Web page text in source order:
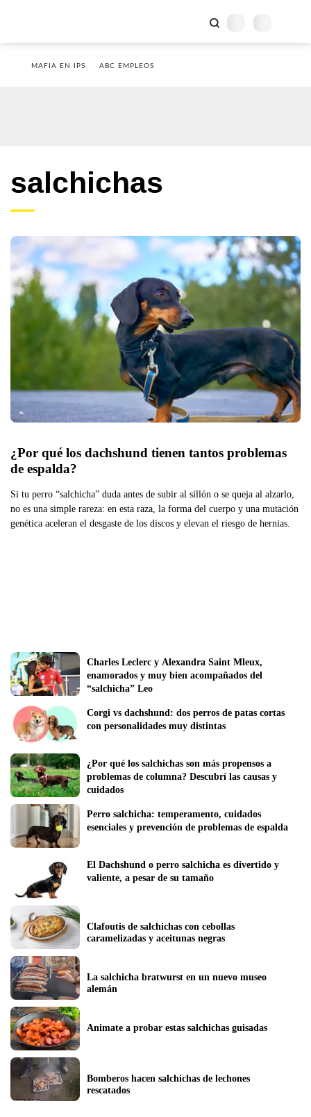
MAFIA EN IPS ABC EMPLEOS
salchichas
¿Por qué los dachshund tienen tantos problemas
de espalda?
Si tu perro “salchicha” duda antes de subir al sillón o se queja al alzarlo,
no es una simple rareza: en esta raza, la forma del cuerpo y una mutación
genética aceleran el desgaste de los discos y elevan el riesgo de hernias.
Charles Leclerc y Alexandra Saint Mleux,
enamorados y muy bien acompañados del
“salchicha” Leo
Corgi vs dachshund: dos perros de patas cortas
con personalidades muy distintas
¿Por qué los salchichas son más propensos a
problemas de columna? Descubrí las causas y
cuidados
Perro salchicha: temperamento, cuidados
esenciales y prevención de problemas de espalda
El Dachshund o perro salchicha es divertido y
valiente, a pesar de su tamaño
Clafoutis de salchichas con cebollas
La salchicha bratwurst en un nuevo museo
Animate a probar estas salchichas guisadas
Bomberos hacen salchichas de lechones
rescatados